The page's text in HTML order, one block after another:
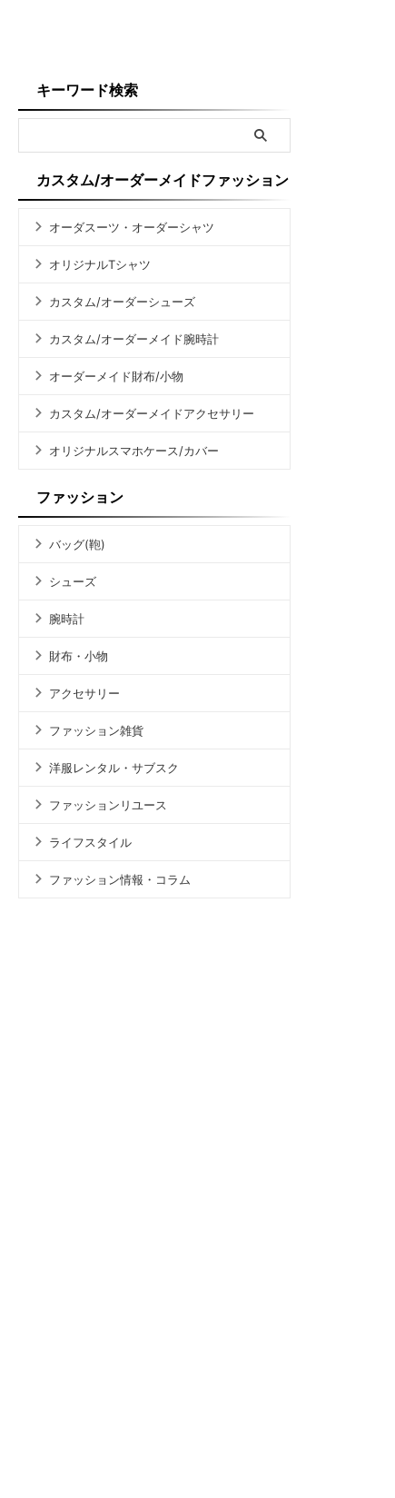
キーワード検索
カスタム/オーダーメイドファッション
オーダスーツ・オーダーシャツ
オリジナルTシャツ
カスタム/オーダーシューズ
カスタム/オーダーメイド腕時計
オーダーメイド財布/小物
カスタム/オーダーメイドアクセサリー
オリジナルスマホケース/カバー
ファッション
バッグ(鞄)
シューズ
腕時計
財布・小物
アクセサリー
ファッション雑貨
洋服レンタル・サブスク
ファッションリユース
ライフスタイル
ファッション情報・コラム